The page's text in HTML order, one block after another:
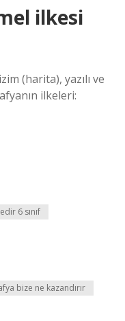
ilkesi
(harita), yazılı ve
ilkeleri:
6 sınıf
bize ne kazandırır